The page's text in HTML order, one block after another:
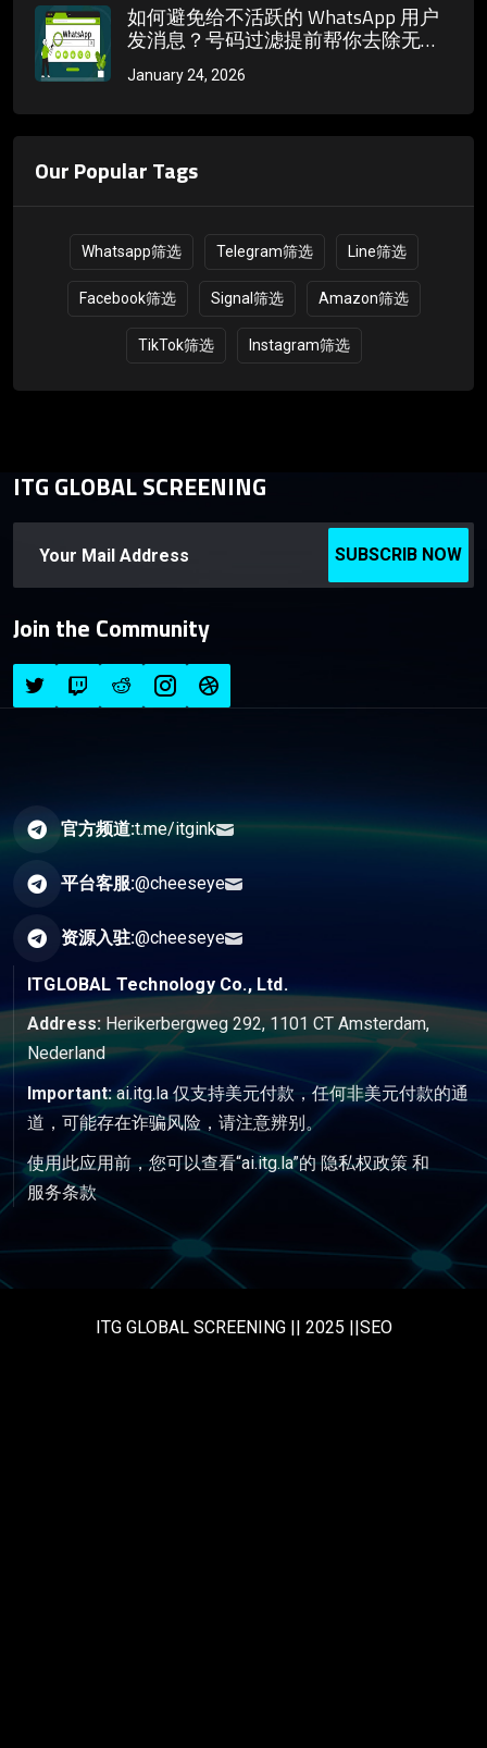
如何避免给不活跃的 WhatsApp 用户
发消息？号码过滤提前帮你去除无效
号码
January 24, 2026
Our Popular Tags
Whatsapp筛选 Telegram筛选 Line筛选
Facebook筛选 Signal筛选 Amazon筛选
TikTok筛选 Instagram筛选
ITG GLOBAL SCREENING
SUBSCRIB NOW
Join the Community
官方频道:t.me/itgink
平台客服:@cheeseye
资源入驻:@cheeseye
ITGLOBAL Technology Co., Ltd.
Address: Herikerbergweg 292, 1101 CT Amsterdam,
Nederland
Important:ai.itg.la 仅支持美元付款，任何非美元付款的通
道，可能存在诈骗风险，请注意辨别。
使用此应用前，您可以查看“ai.itg.la”的隐私权政策和
服务条款
ITG GLOBAL SCREENING || 2025 ||SEO